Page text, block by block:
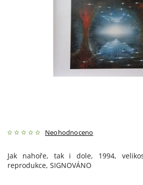
Neohodnoceno
Jak nahoře, tak i dole, 1994,
reprodukce, SIGNOVÁNO